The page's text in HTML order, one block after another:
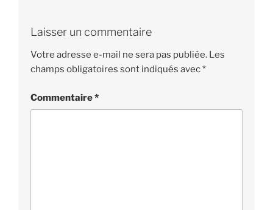
Laisser un commentaire
Votre adresse e-mail ne sera pas publiée. Les
champs obligatoires sont indiqués avec*
Commentaire*